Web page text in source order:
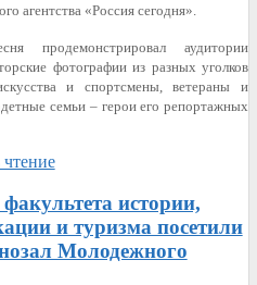
агентства «Россия сегодня».
продемонстрировал аудитории
фотографии из разных уголков
и спортсмены, ветераны и
семьи – герои его репортажных
истории,
и туризма посетили
Молодежного